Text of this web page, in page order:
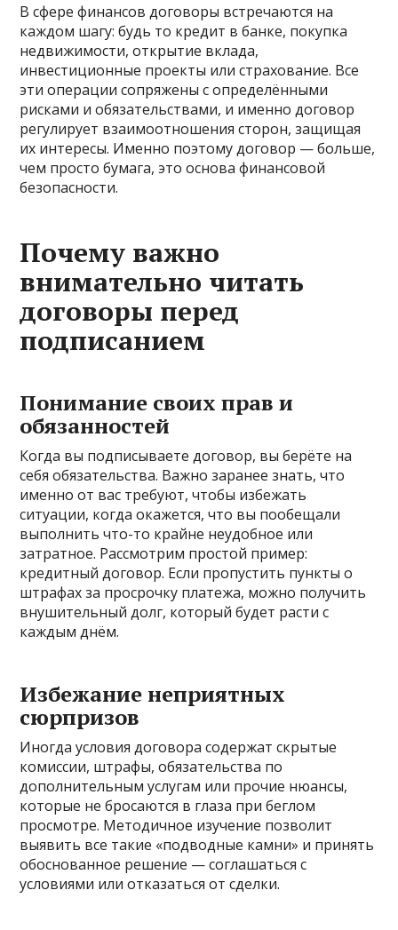
В сфере финансов договоры встречаются на
каждом шагу: будь то кредит в банке, покупка
недвижимости, открытие вклада,
инвестиционные проекты или страхование. Все
эти операции сопряжены с определёнными
рисками и обязательствами, и именно договор
регулирует взаимоотношения сторон, защищая
их интересы. Именно поэтому договор — больше,
чем просто бумага, это основа финансовой
безопасности.
Почему важно
внимательно читать
договоры перед
подписанием
Понимание своих прав и
обязанностей
Когда вы подписываете договор, вы берёте на
себя обязательства. Важно заранее знать, что
именно от вас требуют, чтобы избежать
ситуации, когда окажется, что вы пообещали
выполнить что-то крайне неудобное или
затратное. Рассмотрим простой пример:
кредитный договор. Если пропустить пункты о
штрафах за просрочку платежа, можно получить
внушительный долг, который будет расти с
каждым днём.
Избежание неприятных
сюрпризов
Иногда условия договора содержат скрытые
комиссии, штрафы, обязательства по
дополнительным услугам или прочие нюансы,
которые не бросаются в глаза при беглом
просмотре. Методичное изучение позволит
выявить все такие «подводные камни» и принять
обоснованное решение — соглашаться с
условиями или отказаться от сделки.